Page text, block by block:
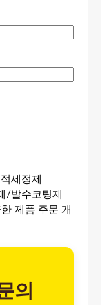
세정제
/발수코팅제
제품 주문 개
의